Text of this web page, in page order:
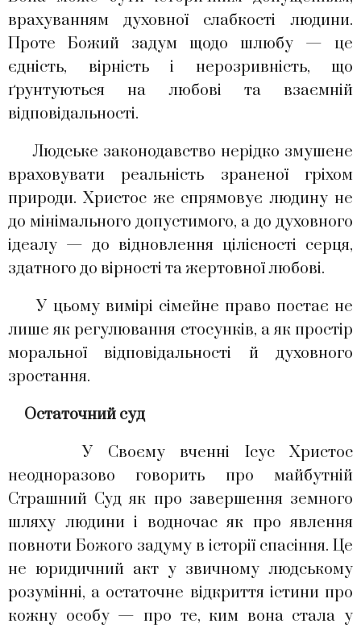
врахуванням духовної слабкості людини.
Проте Божий задум щодо шлюбу — це
єдність, вірність і нерозривність, що
ґрунтуються на любові та взаємній
відповідальності.
Людське законодавство нерідко змушене
враховувати реальність зраненої гріхом
природи. Христос же спрямовує людину не
до мінімального допустимого, а до духовного
ідеалу — до відновлення цілісності серця,
здатного до вірності та жертовної любові.
У цьому вимірі сімейне право постає не
лише як регулювання стосунків, а як простір
моральної відповідальності й духовного
зростання.
Остаточний суд
У Своєму вченні Ісус Христос
неодноразово говорить про майбутній
Страшний Суд як про завершення земного
шляху людини і водночас як про явлення
повноти Божого задуму в історії спасіння. Це
не юридичний акт у звичному людському
розумінні, а остаточне відкриття істини про
кожну особу — про те, ким вона стала у